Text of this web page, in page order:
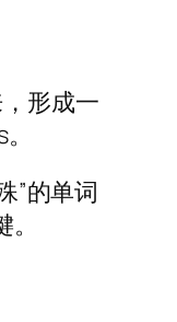
形成一
”的单词